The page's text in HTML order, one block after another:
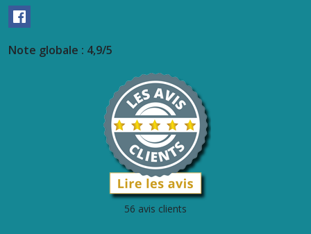
Note globale : 4,9/5
56 avis clients